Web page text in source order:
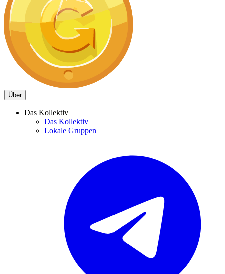
Über
Das Kollektiv
Das Kollektiv
Lokale Gruppen